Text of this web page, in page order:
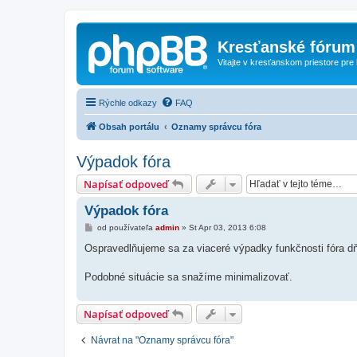
Kresťanské fórum
Vitajte v kresťanskom priestore pre
Rýchle odkazy FAQ
Obsah portálu Oznamy správcu fóra
Výpadok fóra
Napísať odpoveď
Výpadok fóra
P
í
e
k
od používateľa admin» St Apr 03, 2013 6:08
Ospravedlňujeme sa za viaceré výpadky funkčnosti fóra
Podobné situácie sa snažíme minimalizovať.
Napísať odpoveď
Návrat na "Oznamy správcu fóra"